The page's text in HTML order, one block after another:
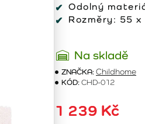
Odolný
Rozměry: 55 x
Na skladě
ZNAČKA:Childhome
KÓD:CHD-012
1 239 Kč